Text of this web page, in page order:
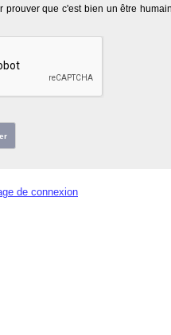
prouver que c'est bien un être
de connexion